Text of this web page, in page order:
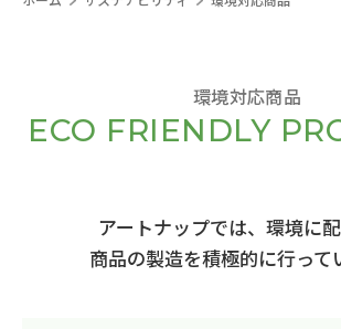
環境対応商品
アートナップでは、環境に
商品の製造を積極的に行って